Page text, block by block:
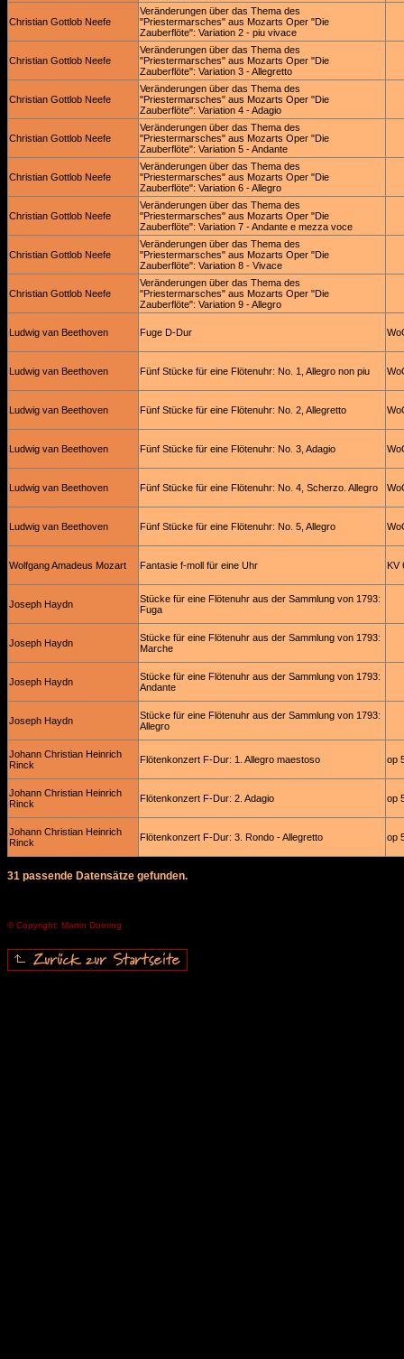
Christian Gottlob Neefe
Veränderungen über das Thema des
"Priestermarsches" aus Mozarts Oper "Die
Zauberflöte": Variation 2 - piu vivace
Christian Gottlob Neefe
Veränderungen über das Thema des
"Priestermarsches" aus Mozarts Oper "Die
Zauberflöte": Variation 3 - Allegretto
Christian Gottlob Neefe
Veränderungen über das Thema des
"Priestermarsches" aus Mozarts Oper "Die
Zauberflöte": Variation 4 - Adagio
Christian Gottlob Neefe
Veränderungen über das Thema des
"Priestermarsches" aus Mozarts Oper "Die
Zauberflöte": Variation 5 - Andante
Christian Gottlob Neefe
Veränderungen über das Thema des
"Priestermarsches" aus Mozarts Oper "Die
Zauberflöte": Variation 6 - Allegro
Christian Gottlob Neefe
Veränderungen über das Thema des
"Priestermarsches" aus Mozarts Oper "Die
Zauberflöte": Variation 7 - Andante e mezza voce
Christian Gottlob Neefe
Veränderungen über das Thema des
"Priestermarsches" aus Mozarts Oper "Die
Zauberflöte": Variation 8 - Vivace
Christian Gottlob Neefe
Veränderungen über das Thema des
"Priestermarsches" aus Mozarts Oper "Die
Zauberflöte": Variation 9 - Allegro
Ludwig van Beethoven Fuge D-Dur
Ludwig van Beethoven Fünf Stücke für eine Flötenuhr: No. 1, Allegro non piu
Ludwig van Beethoven Fünf Stücke für eine Flötenuhr: No. 2, Allegretto
Ludwig van Beethoven Fünf Stücke für eine Flötenuhr: No. 3, Adagio
Ludwig van Beethoven Fünf Stücke für eine Flötenuhr: No. 4, Scherzo. Allegro
Ludwig van Beethoven Fünf Stücke für eine Flötenuhr: No. 5, Allegro
Wolfgang Amadeus Mozart Fantasie f-moll für eine Uhr KV
Joseph Haydn
Stücke für eine Flötenuhr aus der Sammlung von 1793:
Fuga
Joseph Haydn
Stücke für eine Flötenuhr aus der Sammlung von 1793:
Marche
Joseph Haydn
Stücke für eine Flötenuhr aus der Sammlung von 1793:
Andante
Joseph Haydn
Stücke für eine Flötenuhr aus der Sammlung von 1793:
Allegro
Johann Christian Heinrich
Rinck
Flötenkonzert F-Dur: 1. Allegro maestoso op
Johann Christian Heinrich
Rinck
Flötenkonzert F-Dur: 2. Adagio op
Johann Christian Heinrich
Rinck
Flötenkonzert F-Dur: 3. Rondo - Allegretto op
31 passende Datensätze gefunden.
© Copyright: Martin Doering